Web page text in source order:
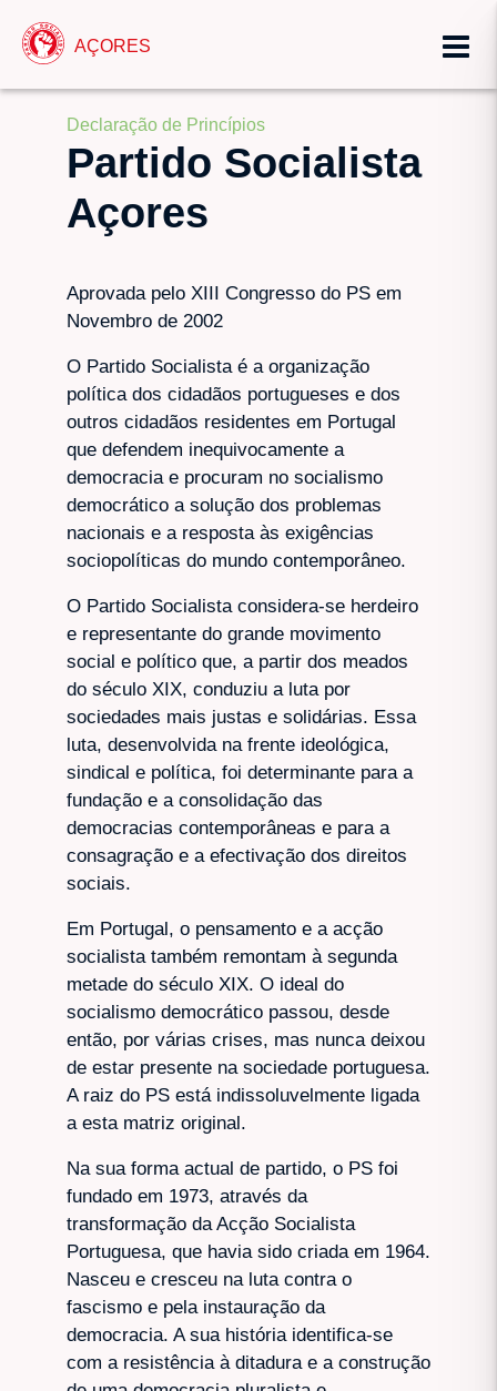
AÇORES
Declaração de Princípios
Partido Socialista
Açores
Aprovada pelo XIII Congresso do PS em
Novembro de 2002
O Partido Socialista é a organização
política dos cidadãos portugueses e dos
outros cidadãos residentes em Portugal
que defendem inequivocamente a
democracia e procuram no socialismo
democrático a solução dos problemas
nacionais e a resposta às exigências
sociopolíticas do mundo contemporâneo.
O Partido Socialista considera-se herdeiro
e representante do grande movimento
social e político que, a partir dos meados
do século XIX, conduziu a luta por
sociedades mais justas e solidárias. Essa
luta, desenvolvida na frente ideológica,
sindical e política, foi determinante para a
fundação e a consolidação das
democracias contemporâneas e para a
consagração e a efectivação dos direitos
sociais.
Em Portugal, o pensamento e a acção
socialista também remontam à segunda
metade do século XIX. O ideal do
socialismo democrático passou, desde
então, por várias crises, mas nunca deixou
de estar presente na sociedade portuguesa.
A raiz do PS está indissoluvelmente ligada
a esta matriz original.
Na sua forma actual de partido, o PS foi
fundado em 1973, através da
transformação da Acção Socialista
Portuguesa, que havia sido criada em 1964.
Nasceu e cresceu na luta contra o
fascismo e pela instauração da
democracia. A sua história identifica-se
com a resistência à ditadura e a construção